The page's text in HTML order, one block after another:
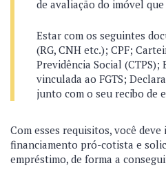
de avaliação do imóvel
Estar com os seguintes
(RG, CNH etc.); CPF;
Previdência Social
vinculada ao FGTS;
junto com o seu recibo de
Com esses requisitos, você
financiamento pró-cotista e
empréstimo, de forma a